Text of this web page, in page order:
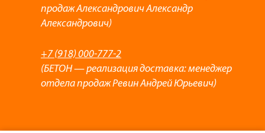
продаж Александрович Александр
Александрович)
+7 (918) 000-777-2
(БЕТОН — реализация доставка: менеджер
отдела продаж Ревин Андрей Юрьевич)